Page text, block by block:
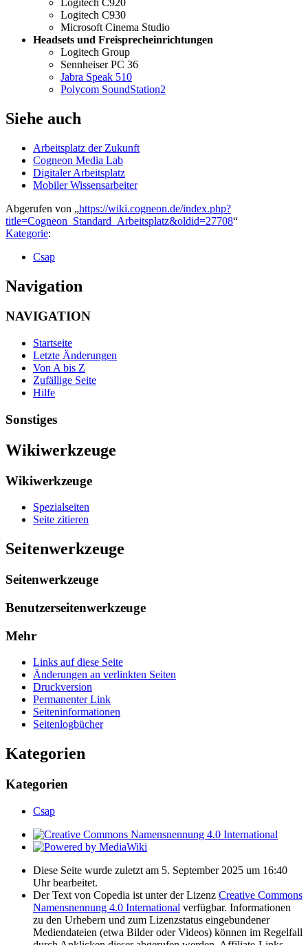
Logitech C930
Microsoft Cinema Studio
Headsets und Freisprecheinrichtungen
Logitech Group
Sennheiser PC 36
Jabra Speak 510
Polycom SoundStation2
Siehe auch
Arbeitsplatz der Zukunft
Cogneon Media Lab
Digitaler Arbeitsplatz
Mobiler Wissensarbeiter
Abgerufen von „https://wiki.cogneon.de/index.php?
title=Cogneon_Standard_Arbeitsplatz&oldid=27708“
Kategorie:
Csap
Navigation
NAVIGATION
Startseite
Letzte Änderungen
Von A bis Z
Zufällige Seite
Hilfe
Sonstiges
Wikiwerkzeuge
Wikiwerkzeuge
Spezialseiten
Seite zitieren
Seitenwerkzeuge
Seitenwerkzeuge
Benutzerseitenwerkzeuge
Mehr
Links auf diese Seite
Änderungen an verlinkten Seiten
Druckversion
Permanenter Link
Seiten­­informationen
Seitenlogbücher
Kategorien
Kategorien
Csap
Diese Seite wurde zuletzt am 5. September 2025 um 16:40
Uhr bearbeitet.
Der Text von Copedia ist unter der Lizenz Creative Commons
Namensnennung 4.0 International verfügbar. Informationen
zu den Urhebern und zum Lizenzstatus eingebundener
Mediendateien (etwa Bilder oder Videos) können im Regelfall